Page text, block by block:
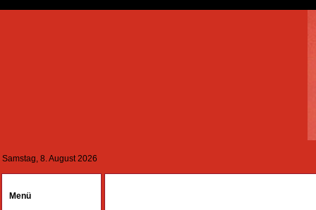
Samstag, 8. August 2026
Menü